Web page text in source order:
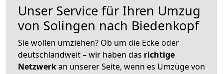
Unser Service für Ihren Umzug
von Solingen nach Biedenkopf
Sie wollen umziehen? Ob um die Ecke oder
deutschlandweit – wir haben das richtige
Netzwerkan unserer Seite, wenn es Umzüge von